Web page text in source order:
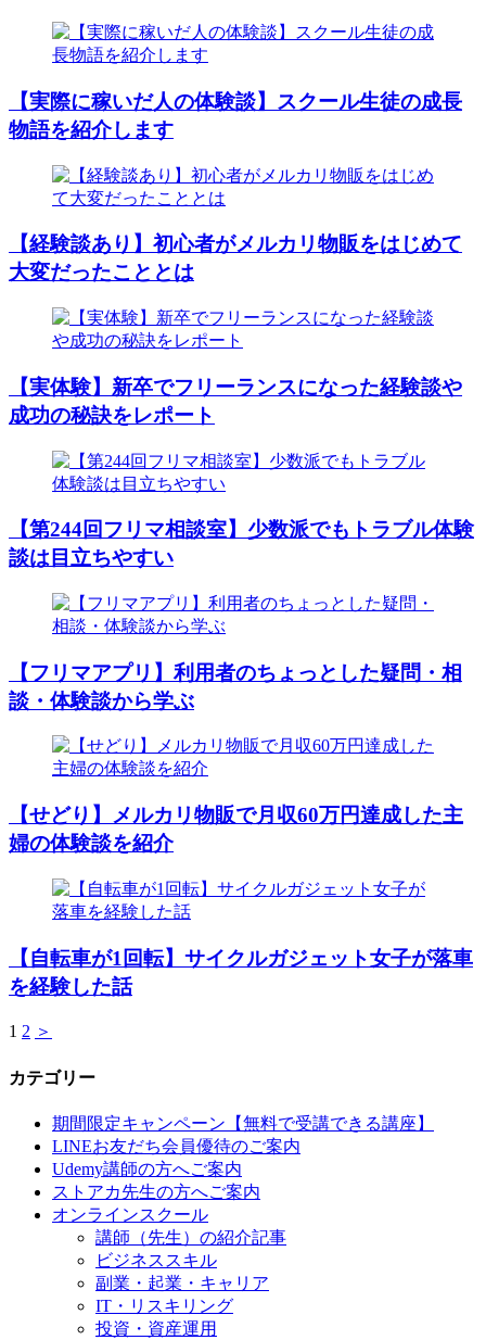
【実際に稼いだ人の体験談】スクール生徒の成長
物語を紹介します
【経験談あり】初心者がメルカリ物販をはじめて
大変だったこととは
【実体験】新卒でフリーランスになった経験談や
成功の秘訣をレポート
【第244回フリマ相談室】少数派でもトラブル体験
談は目立ちやすい
【フリマアプリ】利用者のちょっとした疑問・相
談・体験談から学ぶ
【せどり】メルカリ物販で月収60万円達成した主
婦の体験談を紹介
【自転車が1回転】サイクルガジェット女子が落車
を経験した話
1 2 ＞
カテゴリー
期間限定キャンペーン【無料で受講できる講座】
LINEお友だち会員優待のご案内
Udemy講師の方へご案内
ストアカ先生の方へご案内
オンラインスクール
講師（先生）の紹介記事
ビジネススキル
副業・起業・キャリア
IT・リスキリング
投資・資産運用